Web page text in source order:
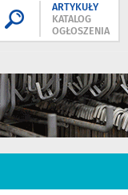
ARTYKUŁY
KATALOG
OGŁOSZENIA